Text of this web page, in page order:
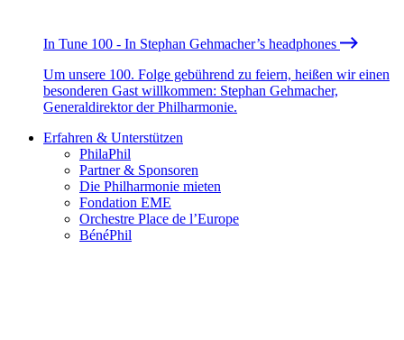
In Tune 100 - In Stephan Gehmacher’s headphones
Um unsere 100. Folge gebührend zu feiern, heißen wir einen
besonderen Gast willkommen: Stephan Gehmacher,
Generaldirektor der Philharmonie.
Erfahren & Unterstützen
PhilaPhil
Partner & Sponsoren
Die Philharmonie mieten
Fondation EME
Orchestre Place de l’Europe
BénéPhil